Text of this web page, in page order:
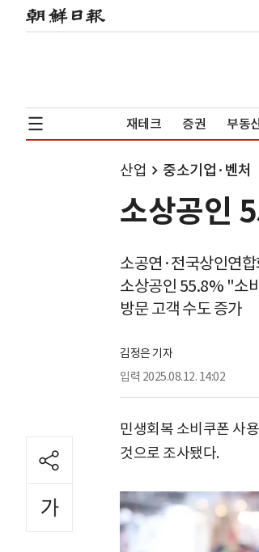
재테크 증권 부동
산업 중소기업·벤처
소상공인
소공연·전국상인연
소상공인 55.8% "소
방문 고객 수도 증가
김정은 기자
입력 2025.08.12. 14:02
민생회복 소비쿠폰 사
것으로 조사됐다.